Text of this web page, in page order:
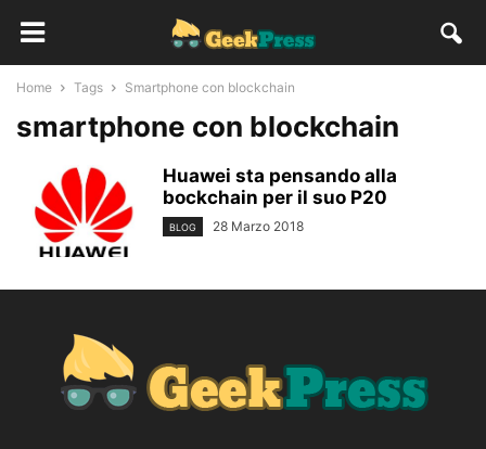
Home Tags Smartphone con blockchain
smartphone con blockchain
Huawei sta pensando alla
bockchain per il suo P20
BLOG 28 Marzo 2018